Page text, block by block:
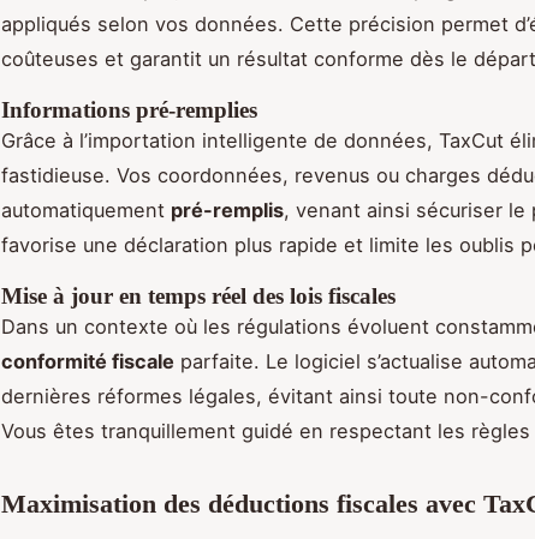
appliqués selon vos données. Cette précision permet
coûteuses et garantit un résultat conforme dès le
Informations pré-remplies
Grâce à l’importation intelligente de données, TaxCut
fastidieuse. Vos coordonnées, revenus ou charges
automatiquement pré-remplis, venant ainsi sécuriser le
favorise une déclaration plus rapide et limite les oublis
Mise à jour en temps réel des lois fiscales
Dans un contexte où les régulations évoluent
conformité fiscale parfaite. Le logiciel s’actualise
dernières réformes légales, évitant ainsi toute non-
Vous êtes tranquillement guidé en respectant les règles
Maximisation des déductions fiscales avec